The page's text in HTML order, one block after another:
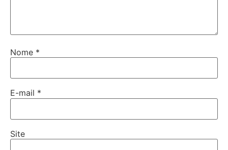
Nome *
E-mail *
Site